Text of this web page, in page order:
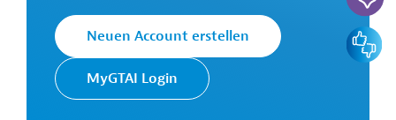
Weitere Informationen zu dem Entwicklungsprojekt
finden Sie auf der Webseite der IDB.
GTAI informiert über die
: Schwerpunkte, Regularien
und praktische Hinweise zur Geschäftsanbahnung.
Neuen Account erstellen
MyGTAI Login